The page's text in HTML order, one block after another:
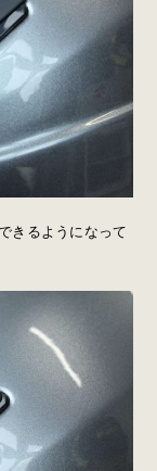
きるようになって